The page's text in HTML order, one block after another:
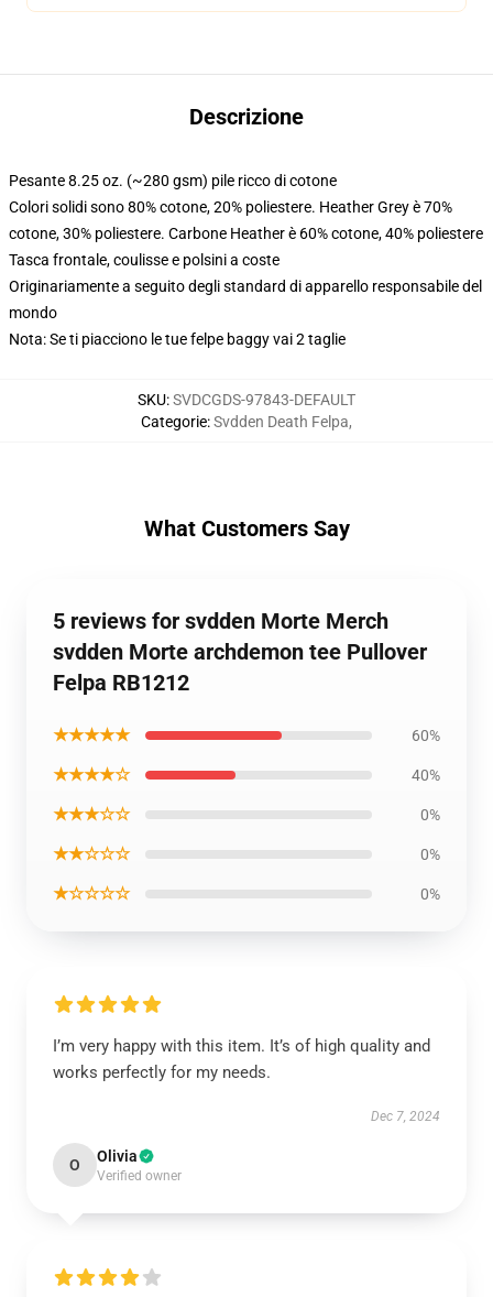
Descrizione
Pesante 8.25 oz. (~280 gsm) pile ricco di cotone
Colori solidi sono 80% cotone, 20% poliestere. Heather Grey è 70%
cotone, 30% poliestere. Carbone Heather è 60% cotone, 40% poliestere
Tasca frontale, coulisse e polsini a coste
Originariamente a seguito degli standard di apparello responsabile del
mondo
Nota: Se ti piacciono le tue felpe baggy vai 2 taglie
SKU:SVDCGDS-97843-DEFAULT
Categorie:Svdden Death Felpa,
What Customers Say
5 reviews for svdden Morte Merch
svdden Morte archdemon tee Pullover
Felpa RB1212
★★★★★ 60%
★★★★☆ 40%
★★★☆☆ 0%
★★☆☆☆ 0%
★☆☆☆☆ 0%
I’m very happy with this item. It’s of high quality and
works perfectly for my needs.
Dec 7, 2024
O Olivia
Verified owner